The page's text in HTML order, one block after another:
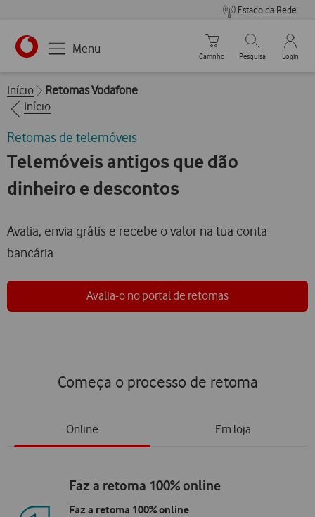
Estado da Rede
https://www.vodafone.pt
Menu
Carrinho de compras
Carrinho
Pesquisar
Pesquisa
My
Login
Breadcrumbs
Início
Retomas Vodafone
Início
Retomas de telemóveis
Telemóveis antigos que dão
dinheiro e descontos
Avalia, envia grátis e recebe o valor na tua conta
bancária
Avalia-o no portal de retomas
Começa o processo de retoma
Online Em loja
Faz a retoma 100% online
Faz a retoma 100% online